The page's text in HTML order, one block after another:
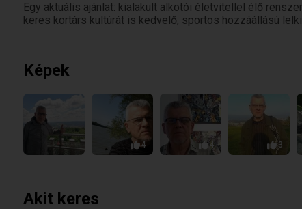
Egy aktuális ajánlat: kialakult alkotói életvitellel élő
keres kortárs kultúrát is kedvelő, sportos hozzáállású
Képek
4 4 3
Akit keres